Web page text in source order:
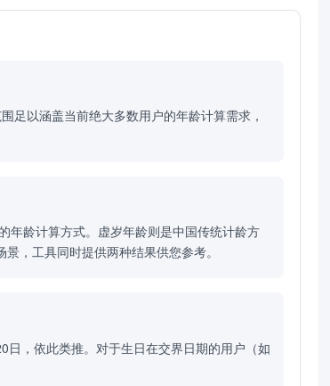
足以涵盖当前绝大多数用户的年龄计算需求，
年龄计算方式。虚岁年龄则是中国传统计龄方
，工具同时提供两种结果供您参考。
，依此类推。对于生日在交界日期的用户（如